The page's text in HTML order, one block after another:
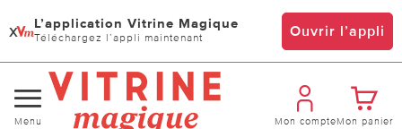
x L’application Vitrine Magique
Téléchargez l’appli maintenant Ouvrir l’appli
Changer
Menu Mon compteMon panier